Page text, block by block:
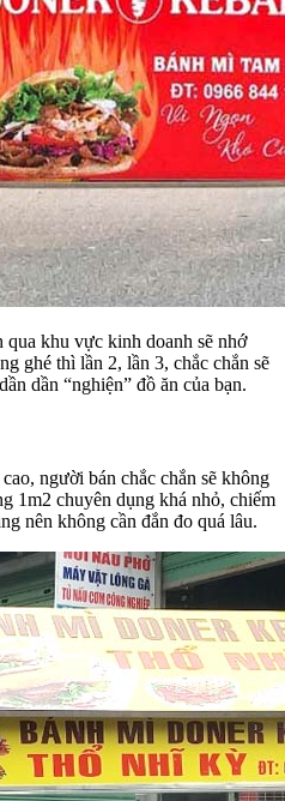
khu vực kinh doanh sẽ nhớ
ghé thì lần 2, lần 3, chắc chắn sẽ
dần “nghiện” đồ ăn của bạn.
người bán chắc chắn sẽ không
1m2 chuyên dụng khá nhỏ, chiếm
nên không cần đắn đo quá lâu.